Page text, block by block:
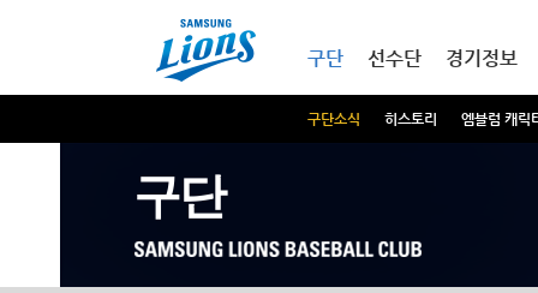
구단
구단소식 히스토리 엠블럼 캐릭
선수단 경기정보
구단